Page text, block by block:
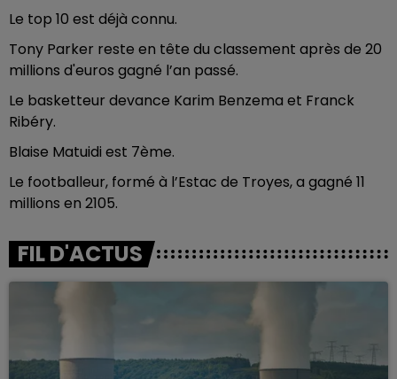
Le top 10 est déjà connu.
Tony Parker reste en tête du classement après de 20
millions d'euros gagné l’an passé.
Le basketteur devance Karim Benzema et Franck
Ribéry.
Blaise Matuidi est 7ème.
Le footballeur, formé à l’Estac de Troyes, a gagné 11
millions en 2105.
FIL D'ACTUS